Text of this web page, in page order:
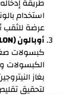
استخدام
عرضة للثقب
أوبالون (OBALON):
كبسولات
الكبسولات
بغاز
لتحقيق